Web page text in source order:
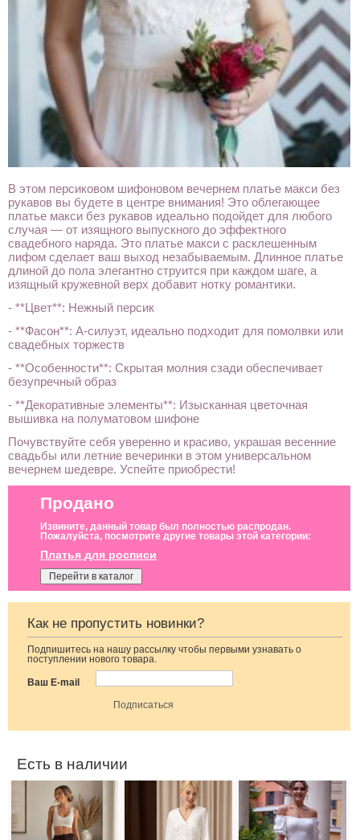
В этом персиковом шифоновом вечернем платье макси без
рукавов вы будете в центре внимания! Это облегающее
платье макси без рукавов идеально подойдет для любого
случая — от изящного выпускного до эффектного
свадебного наряда. Это платье макси с расклешенным
лифом сделает ваш выход незабываемым. Длинное платье
длиной до пола элегантно струится при каждом шаге, а
изящный кружевной верх добавит нотку романтики.
- **Цвет**: Нежный персик
- **Фасон**: А-силуэт, идеально подходит для помолвки или
свадебных торжеств
- **Особенности**: Скрытая молния сзади обеспечивает
безупречный образ
- **Декоративные элементы**: Изысканная цветочная
вышивка на полуматовом шифоне
Почувствуйте себя уверенно и красиво, украшая весенние
свадьбы или летние вечеринки в этом универсальном
вечернем шедевре. Успейте приобрести!
Продано
Извините, данный товар был полностью распродан.
Пожалуйста, посмотрите другие товары этой категории:
Платья для росписи
Перейти в каталог
Как не пропустить новинки?
Подпишитесь на нашу рассылку чтобы первыми узнавать о
поступлении нового товара.
Ваш E-mail
Есть в наличии
Классические
шоколадные
шелковые
летние женские
Молочное
атласное платье
рукавом, на
резинке
Коктейльное